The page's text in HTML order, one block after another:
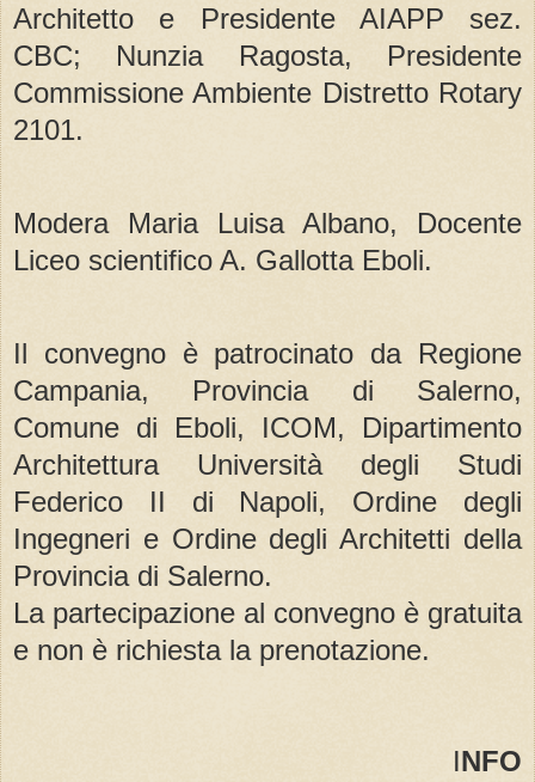
Architetto e Presidente AIAPP sez.
CBC; Nunzia Ragosta, Presidente
Commissione Ambiente Distretto Rotary
2101.
Modera Maria Luisa Albano, Docente
Liceo scientifico A. Gallotta Eboli.
Il convegno è patrocinato da Regione
Campania, Provincia di Salerno,
Comune di Eboli, ICOM, Dipartimento
Architettura Università degli Studi
Federico II di Napoli, Ordine degli
Ingegneri e Ordine degli Architetti della
Provincia di Salerno.
La partecipazione al convegno è gratuita
e non è richiesta la prenotazione.
INFO